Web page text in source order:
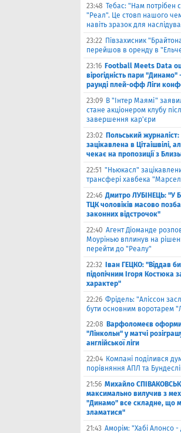
23:48 Тебас: "Нам потрібен
"Реал". Це стовп нашого
навіть зразок для
23:22 Півзахисник
перейшов в оренду в
23:16 Football Meets Data
вірогідність пари
раунді плей-офф Ліги
23:09 В "Інтер Маямі"
стане акціонером клубу
завершення кар'єри
23:02 Польський
зацікавлена ​​в Цітаішвілі,
чекає на пропозиції з
22:51 "Ньюкасл"
трансфері хавбека
22:46 Дмитро ЛУБІНЕЦЬ: "У
ТЦК чоловіків масово
законних відстрочок"
22:40 Агент Діоманде
Моурінью вплинув на
перейти до "Реалу"
22:32
Іван ГЕЦКО: "Віддав
підопічним Ігоря Костюка
характер"
22:26 Фрідель: "Аліссон
бути основним воротарем
22:08 Варфоломеєв
"Лінкольн" у матчі
англійської ліги
22:04 Компані поділився
порівняння АПЛ та
21:56 Михайло
максимально вилучив з
"Динамо" все складне, що
зламатися"
21:43 Аморім: "Хабі Алонсо -